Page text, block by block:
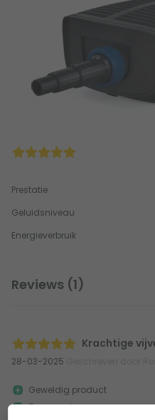
Prestatie
Geluidsniveau
Energieverbruik
Reviews (1)
Krachtige
28-03-2025
Geweldig product
Zeer goed